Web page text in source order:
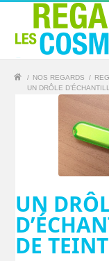
/ NOS REGARDS /
UN DRÔLE
UN
DE